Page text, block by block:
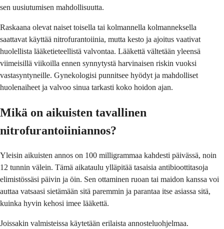
sen uusiutumisen mahdollisuutta.
Raskaana olevat naiset toisella tai kolmannella kolmanneksella
saattavat käyttää nitrofurantoiinia, mutta kesto ja ajoitus vaativat
huolellista lääketieteellistä valvontaa. Lääkettä vältetään yleensä
viimeisillä viikoilla ennen synnytystä harvinaisen riskin vuoksi
vastasyntyneille. Gynekologisi punnitsee hyödyt ja mahdolliset
huolenaiheet ja valvoo sinua tarkasti koko hoidon ajan.
Mikä on aikuisten tavallinen
nitrofurantoiiniannos?
Yleisin aikuisten annos on 100 milligrammaa kahdesti päivässä, noin
12 tunnin välein. Tämä aikataulu ylläpitää tasaisia antibioottitasoja
elimistössäsi päivin ja öin. Sen ottaminen ruoan tai maidon kanssa voi
auttaa vatsaasi sietämään sitä paremmin ja parantaa itse asiassa sitä,
kuinka hyvin kehosi imee lääkettä.
Joissakin valmisteissa käytetään erilaista annosteluohjelmaa.